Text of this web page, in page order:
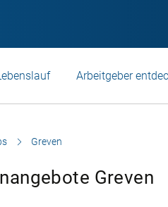
Arbeitgeber
Greven
Greven